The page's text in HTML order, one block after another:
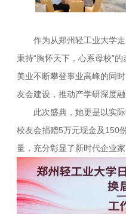
作为从郑州轻工业大学走
秉持“胸怀天下，心系母校”
美业不断攀登事业高峰的同
友会建设，推动产学研深度融
此次盛典，她更是以实际
校友会捐赠5万元现金及150
量，充分彰显了新时代企业家